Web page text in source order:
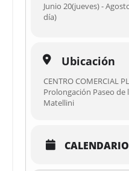
Junio 20(jueves) -
día)
Ubicación
CENTRO COMERCIAL
Prolongación Paseo de
Matellini
CALENDARIO